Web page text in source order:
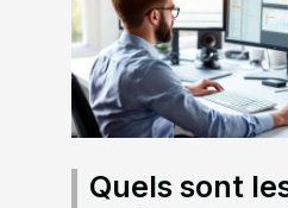
Quels sont